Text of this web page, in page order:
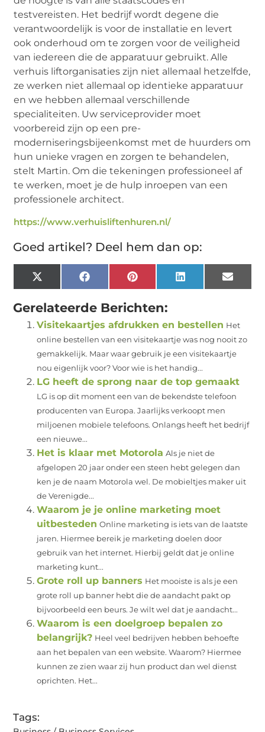
testvereisten. Het bedrijf wordt degene die
verantwoordelijk is voor de installatie en levert
ook onderhoud om te zorgen voor de veiligheid
van iedereen die de apparatuur gebruikt. Alle
verhuis liftorganisaties zijn niet allemaal hetzelfde,
ze werken niet allemaal op identieke apparatuur
en we hebben allemaal verschillende
specialiteiten. Uw serviceprovider moet
voorbereid zijn op een pre-
moderniseringsbijeenkomst met de huurders om
hun unieke vragen en zorgen te behandelen,
stelt Martin. Om die tekeningen professioneel af
te werken, moet je de hulp inroepen van een
professionele architect.
https://www.verhuisliftenhuren.nl/
Goed artikel? Deel hem dan op:
X
(Twitter)
FacebookPinterest LinkedIn Email
Gerelateerde Berichten:
Visitekaartjes afdrukken en bestellen Het
online bestellen van een visitekaartje was nog nooit zo
gemakkelijk. Maar waar gebruik je een visitekaartje
nou eigenlijk voor? Voor wie is het handig...
LG heeft de sprong naar de top gemaakt
LG is op dit moment een van de bekendste telefoon
producenten van Europa. Jaarlijks verkoopt men
miljoenen mobiele telefoons. Onlangs heeft het bedrijf
een nieuwe...
Het is klaar met Motorola Als je niet de
afgelopen 20 jaar onder een steen hebt gelegen dan
ken je de naam Motorola wel. De mobieltjes maker uit
de Verenigde...
Waarom je je online marketing moet
uitbesteden Online marketing is iets van de laatste
jaren. Hiermee bereik je marketing doelen door
gebruik van het internet. Hierbij geldt dat je online
marketing kunt...
Grote roll up banners Het mooiste is als je een
grote roll up banner hebt die de aandacht pakt op
bijvoorbeeld een beurs. Je wilt wel dat je aandacht...
Waarom is een doelgroep bepalen zo
belangrijk? Heel veel bedrijven hebben behoefte
aan het bepalen van een website. Waarom? Hiermee
kunnen ze zien waar zij hun product dan wel dienst
oprichten. Het...
Tags: